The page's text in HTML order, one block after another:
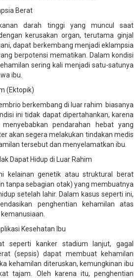
Berat
darah tinggi yang muncul saat
kerusakan organ, terutama ginjal
dapat berkembang menjadi eklampsia
berpotensi mematikan. Dalam kondisi
sering kali menjadi satu-satunya
ibu.
(Ektopik)
berkembang di luar rahim biasanya
ini tidak dapat dipertahankan, karena
pendarahan hebat yang
akan segera melakukan tindakan medis
tersebut dan menyelamatkan ibu.
Dapat Hidup di Luar Rahim
kelainan genetik atau struktural berat
tanpa sebagian otak) yang membuatnya
setelah lahir. Dalam kasus seperti ini,
penghentian kehamilan atas
Kesehatan Ibu
seperti kanker stadium lanjut, gagal
(sepsis) dapat membuat kehamilan
kehamilan diteruskan, kemungkinan ibu
tajam. Oleh karena itu, penghentian